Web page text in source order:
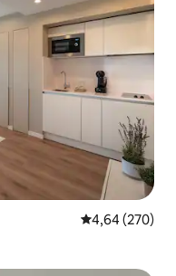
Gemiddelde
4,64 (270)